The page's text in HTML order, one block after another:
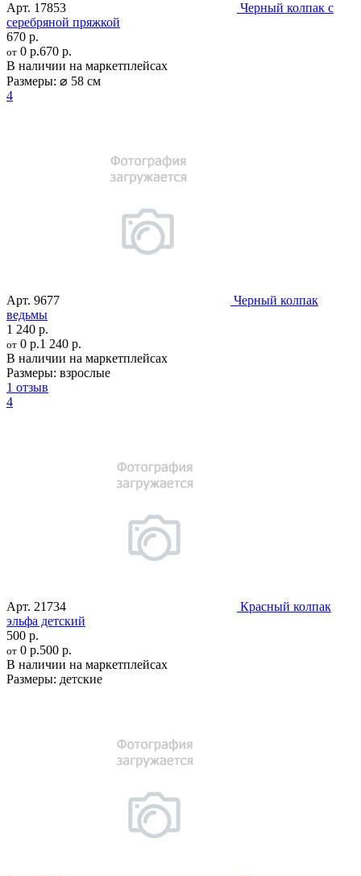
Арт. 17853
Черный колпак с
серебряной пряжкой
670 р.
от 0 р.670 р.
В наличии на маркетплейсах
Размеры: ⌀ 58 см
4
Арт. 9677
Черный колпак
ведьмы
1 240 р.
от 0 р.1 240 р.
В наличии на маркетплейсах
Размеры: взрослые
1 отзыв
4
Арт. 21734
Красный колпак
эльфа детский
500 р.
от 0 р.500 р.
В наличии на маркетплейсах
Размеры: детские